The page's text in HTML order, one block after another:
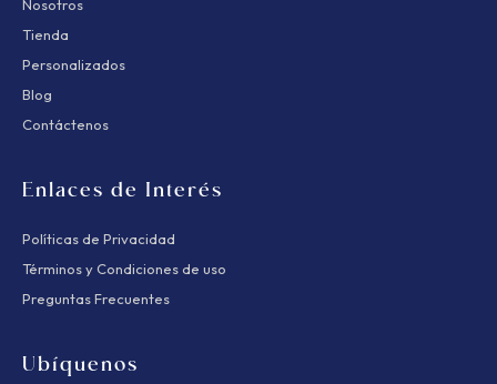
Nosotros
Tienda
Personalizados
Blog
Contáctenos
Enlaces de Interés
Políticas de Privacidad
Términos y Condiciones de uso
Preguntas Frecuentes
Ubíquenos